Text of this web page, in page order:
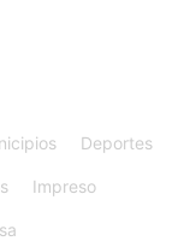
Deportes
Impreso